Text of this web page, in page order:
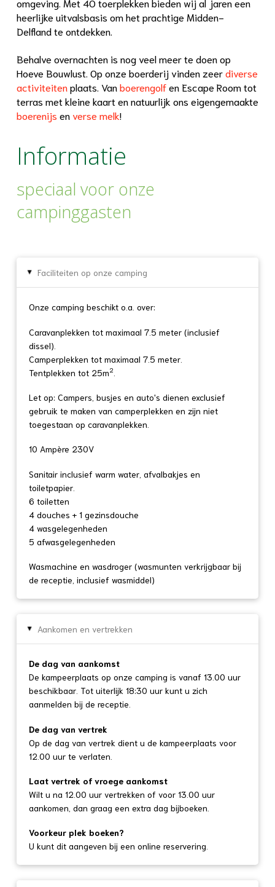
heerlijke uitvalsbasis om het prachtige Midden-
Delfland te ontdekken.
Behalve overnachten is nog veel meer te doen op
Hoeve Bouwlust. Op onze boerderij vinden zeerdiverse
activiteitenplaats. Vanboerengolfen Escape Room tot
terras met kleine kaart en natuurlijk ons eigengemaakte
boerenijs en verse melk!
Informatie
speciaal voor onze
campinggasten
▸ Faciliteiten op onze camping
Onze camping beschikt o.a. over:
Caravanplekken tot maximaal 7.5 meter (inclusief
dissel).
Camperplekken tot maximaal 7.5 meter.
Tentplekken tot 25m2
Let op: Campers, busjes en auto's dienen exclusief
gebruik te maken van camperplekken en zijn niet
toegestaan op caravanplekken.
10 Ampère 230V
Sanitair inclusief warm water, afvalbakjes en
toiletpapier.
6 toiletten
4 douches + 1 gezinsdouche
4 wasgelegenheden
5 afwasgelegenheden
Wasmachine en wasdroger (wasmunten verkrijgbaar bij
de receptie, inclusief wasmiddel)
▸ Aankomen en vertrekken
De dag van aankomst
De kampeerplaats op onze camping is vanaf 13.00 uur
beschikbaar. Tot uiterlijk 18:30 uur kunt u zich
aanmelden bij de receptie.
De dag van vertrek
Op de dag van vertrek dient u de kampeerplaats voor
12.00 uur te verlaten.
Laat vertrek of vroege aankomst
Wilt u na 12.00 uur vertrekken of voor 13.00 uur
aankomen, dan graag een extra dag bijboeken.
Voorkeur plek boeken?
U kunt dit aangeven bij een online reservering.